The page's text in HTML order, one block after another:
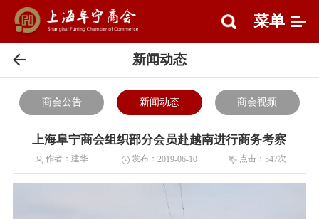
菜单
新闻动态
商会公告 新闻动态 商会视频
上海阜宁商会组织部分会员赴越南进行商务考察
作者：建华 发布： 2019-06-10 点击： 547次